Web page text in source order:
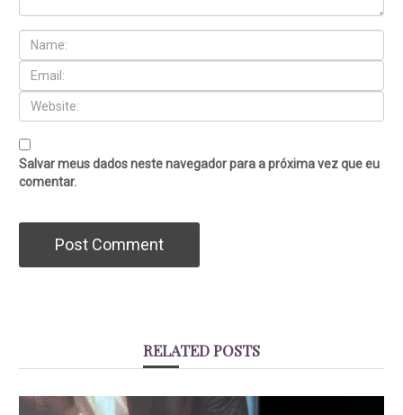
Salvar meus dados neste navegador para a próxima vez que eu
comentar.
RELATED POSTS